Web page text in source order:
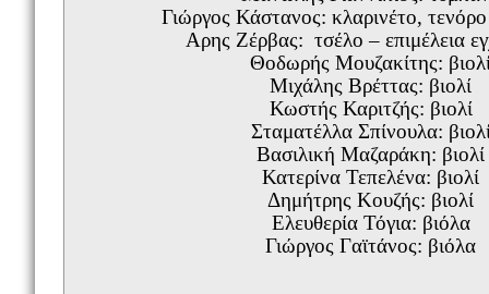
Γιώργος Κάστανος: κλαρινέτο,
Αρης Ζέρβας: τσέλο – επιμέλεια
Θοδωρής Μουζακίτης:
Μιχάλης Βρέττας: βιολί
Κωστής Καριτζής: βιολί
Σταματέλλα Σπίνουλα:
Βασιλική Μαζαράκη: βιολί
Κατερίνα Τεπελένα: βιολί
Δημήτρης Κουζής: βιολί
Ελευθερία Τόγια: βιόλα
Γιώργος Γαϊτάνος: βιόλα